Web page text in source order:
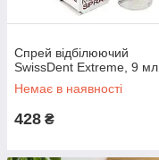
Спрей відбілюючий
SwissDent Extreme, 9 мл
Немає в наявності
428 ₴